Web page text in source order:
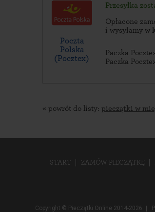
Poczta
Polska
(Pocztex)
Przesyłka
Opłacone
i wysyłamy w
Paczka
Paczka
« powrót do listy: pieczątki w
START ZAMÓW PIECZĄTKĘ
Copyright © Pieczątki Online 2014-2026